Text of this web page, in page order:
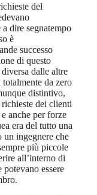
del
dire segnatempo
è
successo
di questo
dalle altre
totalmente da zero
distintivo,
dei clienti
anche per forze
era del tutto una
un ingegnere che
più piccole
all’interno di
essere